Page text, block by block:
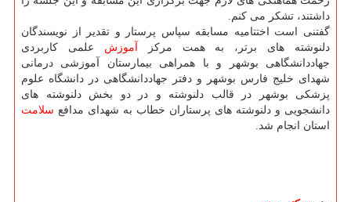
داشتند، تشکر می کنم.
گفتنی است اختتامیه مسابقه سپاس پرستار و تقدیر از نویسندگان
دلنوشته های برتر، به همت مرکز
آموزش علمی کاربردی
جهاددانشگاهی بوشهر و با همراهی بیمارستان آموزشی درمانی
شهدای خلیج فارس بوشهر و دفتر جهاددانشگاهی در دانشگاه علوم
پزشکی بوشهر در قالب دلنوشته و در دو بخش دلنوشته های
دانشجویی و دلنوشته های پرستاران خطاب به شهدای مدافع سلامت
استان انجام شد.